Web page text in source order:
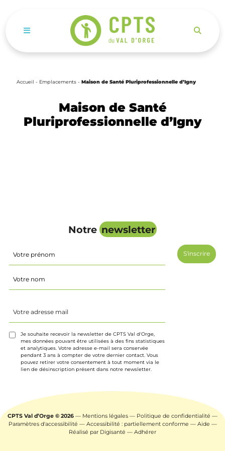
Ouvrir le menu de navigation mobile
Accueil - Emplacements - Maison de Santé Pluriprofessionnelle d’Igny
Maison de Santé
Pluriprofessionnelle d’Igny
Notre newsletter
(Nécessaire)
adresse
mail
(Nécessaire)
Je souhaite recevoir la newsletter de CPTS Val d'Orge,
mes données pouvant être utilisées à des fins statistiques
et analytiques. Votre adresse e-mail sera conservée
pendant 3 ans à compter de votre dernier contact. Vous
pouvez retirer votre consentement à tout moment via le
lien de désinscription présent dans notre newsletter.
CPTS Val d’Orge © 2026 — Mentions légales — Politique de confidentialité —
Paramètres d'accessibilité — Accessibilité : partiellement conforme — Aide —
Réalisé par Digisanté — Adhérer